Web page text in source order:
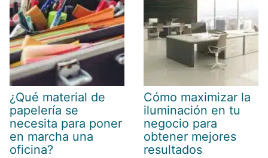
¿Qué material de
papelería se
necesita para poner
en marcha una
oficina?
Cómo maximizar la
iluminación en tu
negocio para
obtener mejores
resultados